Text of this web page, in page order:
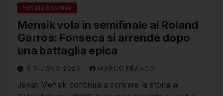
Notizie Sportive
Mensik vola in semifinale al Roland
Garros: Fonseca si arrende dopo
una battaglia epica
3 GIUGNO 2026 MARCO FRANCO
Jakub Mensik continua a scrivere la storia al